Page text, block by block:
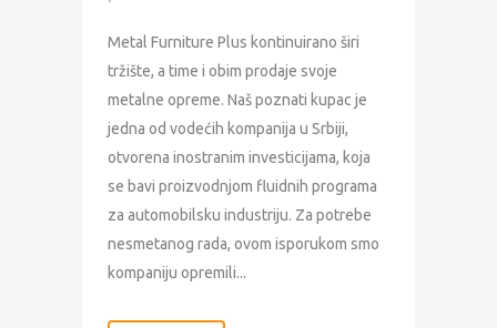
Metal Furniture Plus kontinuirano širi
tržište, a time i obim prodaje svoje
metalne opreme. Naš poznati kupac je
jedna od vodećih kompanija u Srbiji,
otvorena inostranim investicijama, koja
se bavi proizvodnjom fluidnih programa
za automobilsku industriju. Za potrebe
nesmetanog rada, ovom isporukom smo
kompaniju opremili...